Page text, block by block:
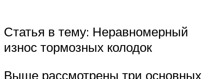
Статья в тему: Неравномерный
износ тормозных колодок
Выше рассмотрены три основных